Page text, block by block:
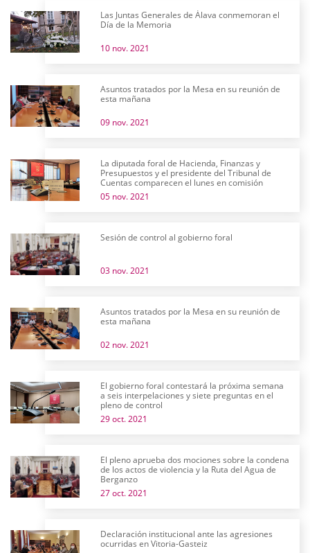
Las Juntas Generales de Álava conmemoran el
Día de la Memoria
10 nov. 2021
Asuntos tratados por la Mesa en su reunión de
esta mañana
09 nov. 2021
La diputada foral de Hacienda, Finanzas y
Presupuestos y el presidente del Tribunal de
Cuentas comparecen el lunes en comisión
05 nov. 2021
Sesión de control al gobierno foral
03 nov. 2021
Asuntos tratados por la Mesa en su reunión de
esta mañana
02 nov. 2021
El gobierno foral contestará la próxima semana
a seis interpelaciones y siete preguntas en el
pleno de control
29 oct. 2021
El pleno aprueba dos mociones sobre la condena
de los actos de violencia y la Ruta del Agua de
Berganzo
27 oct. 2021
Declaración institucional ante las agresiones
ocurridas en Vitoria-Gasteiz